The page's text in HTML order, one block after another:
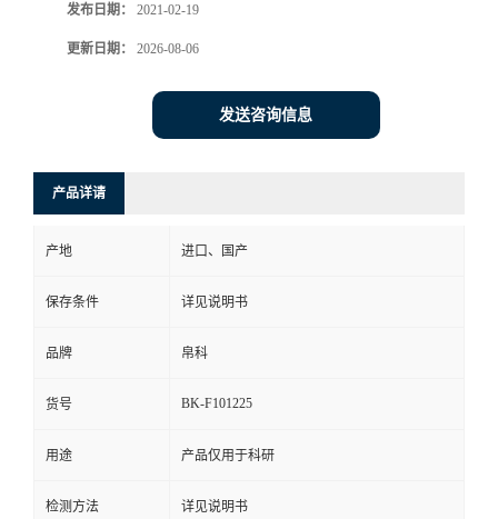
发布日期： 2021-02-19
更新日期： 2026-08-06
发送咨询信息
产品详请
产地 进口、国产
保存条件 详见说明书
品牌 帛科
货号 BK-F101225
用途 产品仅用于科研
检测方法 详见说明书